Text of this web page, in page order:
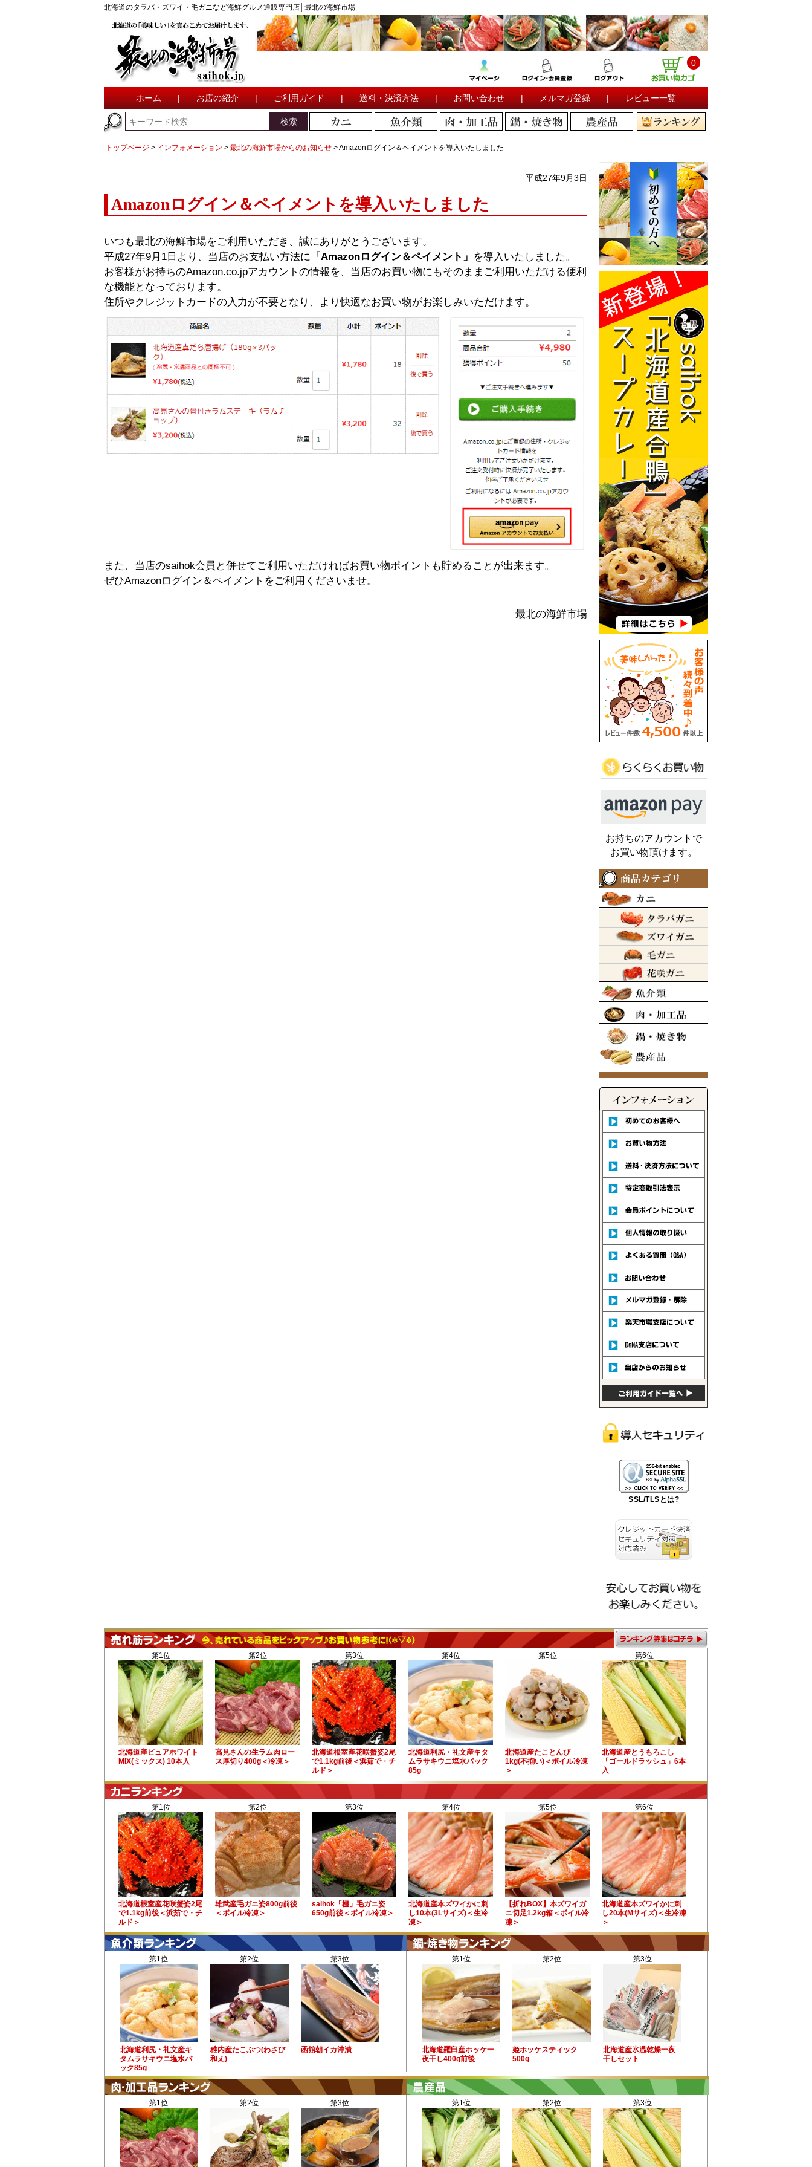
北海道のタラバ・ズワイ・毛ガニなど海鮮グルメ通販専門店│最北の海鮮市場
0
ホーム | お店の紹介 | ご利用ガイド | 送料・決済方法 | お問い合わせ | メルマガ登録 | レビュー一覧
検索
トップページ インフォメーション 最北の海鮮市場からのお知らせ Amazonログイン＆ペイメントを導入いたしました
平成27年9月3日
Amazonログイン＆ペイメントを導入いたしました
いつも最北の海鮮市場をご利用いただき、誠にありがとうございます。
平成27年9月1日より、当店のお支払い方法に 「Amazonログイン＆ペイメント」 を導入いたしました。
お客様がお持ちのAmazon.co.jpアカウントの情報を、当店のお買い物にもそのままご利用いただける便利
な機能となっております。
住所やクレジットカードの入力が不要となり、より快適なお買い物がお楽しみいただけます。
また、当店のsaihok会員と併せてご利用いただければお買い物ポイントも貯めることが出来ます。
ぜひAmazonログイン＆ペイメントをご利用くださいませ。
最北の海鮮市場
お持ちのアカウントで
お買い物頂けます。
SSL/TLSとは?
第1位
北海道産ピュアホワイト
MIX(ミックス) 10本入
第2位
高見さんの生ラム肉ロー
ス厚切り400g＜冷凍＞
第3位
北海道根室産花咲蟹姿2尾
で1.1kg前後＜浜茹で・チ
ルド＞
第4位
北海道利尻・礼文産キタ
ムラサキウニ塩水パック
85g
第5位
北海道産たことんび
1kg(不揃い)＜ボイル冷凍
＞
第6位
北海道産とうもろこし
「ゴールドラッシュ」6本
入
第1位
北海道根室産花咲蟹姿2尾
で1.1kg前後＜浜茹で・チ
ルド＞
第2位
雄武産毛ガニ姿800g前後
＜ボイル冷凍＞
第3位
saihok「極」毛ガニ姿
650g前後＜ボイル冷凍＞
第4位
北海道産本ズワイかに刺
し10本(3Lサイズ)＜生冷
凍＞
第5位
【折れBOX】本ズワイガ
ニ切足1.2kg箱＜ボイル冷
凍＞
第6位
北海道産本ズワイかに刺
し20本(Mサイズ)＜生冷凍
＞
第1位
北海道利尻・礼文産キ
タムラサキウニ塩水パ
ック85g
第2位
稚内産たこぶつ(わさび
和え)
第3位
函館朝イカ沖漬
第1位
北海道羅臼産ホッケ一
夜干し400g前後
第2位
姫ホッケスティック
500g
第3位
北海道産氷温乾燥一夜
干しセット
第1位 第2位 第3位 第1位 第2位 第3位